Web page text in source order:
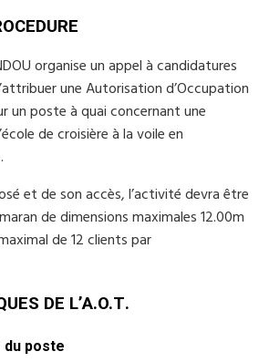
organise un appel à candidatures
une Autorisation d’Occupation
un poste à quai concernant une
de croisière à la voile en
et de son accès, l’activité devra être
de dimensions maximales 12.00m
de 12 clients par
DE L’A.O.Τ.
du poste